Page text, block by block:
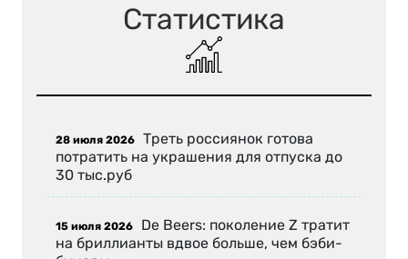
Статистика
28 июля 2026 Треть россиянок готова
потратить на украшения для отпуска до
30 тыс.руб
15 июля 2026 De Beers: поколение Z тратит
на бриллианты вдвое больше, чем бэби-